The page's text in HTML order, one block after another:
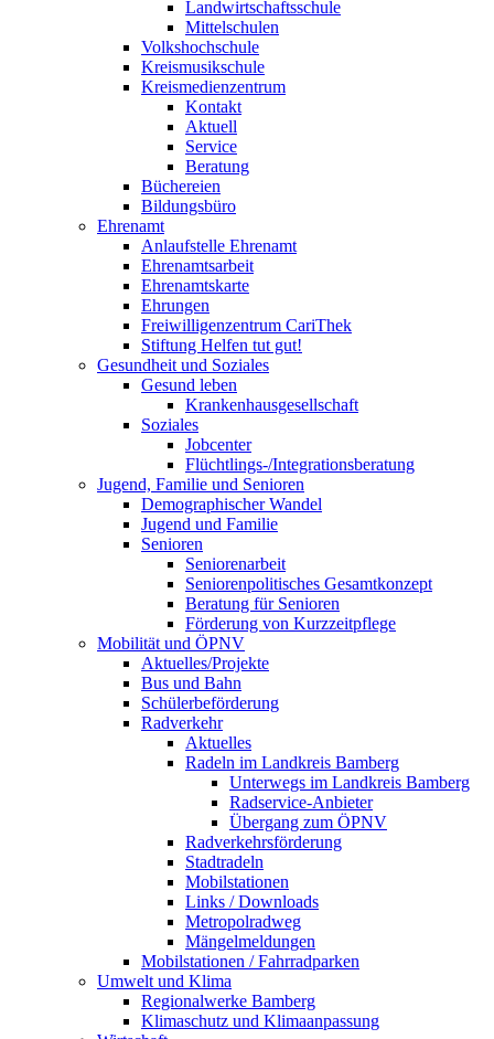
Landwirtschaftsschule
Mittelschulen
Volkshochschule
Kreismusikschule
Kreismedienzentrum
Kontakt
Aktuell
Service
Beratung
Büchereien
Bildungsbüro
Ehrenamt
Anlaufstelle Ehrenamt
Ehrenamtsarbeit
Ehrenamtskarte
Ehrungen
Freiwilligenzentrum CariThek
Stiftung Helfen tut gut!
Gesundheit und Soziales
Gesund leben
Krankenhausgesellschaft
Soziales
Jobcenter
Flüchtlings-/Integrationsberatung
Jugend, Familie und Senioren
Demographischer Wandel
Jugend und Familie
Senioren
Seniorenarbeit
Seniorenpolitisches Gesamtkonzept
Beratung für Senioren
Förderung von Kurzzeitpflege
Mobilität und ÖPNV
Aktuelles/Projekte
Bus und Bahn
Schülerbeförderung
Radverkehr
Aktuelles
Radeln im Landkreis Bamberg
Unterwegs im Landkreis Bamberg
Radservice-Anbieter
Übergang zum ÖPNV
Radverkehrsförderung
Stadtradeln
Mobilstationen
Links / Downloads
Metropolradweg
Mängelmeldungen
Mobilstationen / Fahrradparken
Umwelt und Klima
Regionalwerke Bamberg
Klimaschutz und Klimaanpassung